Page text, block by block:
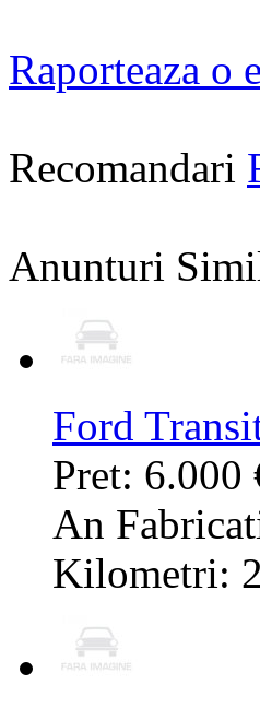
Raporteaza o
Recomandari
Anunturi
Ford
Pret: 6.000
An
Kilometri: